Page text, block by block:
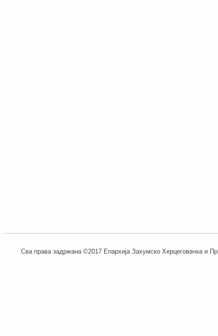
Сва права задржана ©2017 Епархија Захумско Херцеговачка и